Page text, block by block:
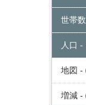
世帯数
人口 -
地図 -
増減 -